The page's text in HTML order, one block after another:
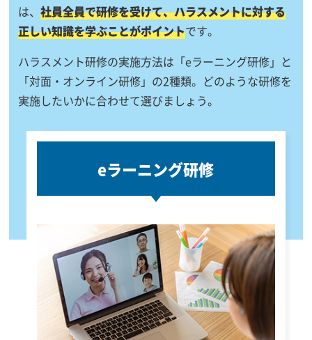
は、社員全員で研修を受けて、ハラスメントに対する
正しい知識を学ぶことがポイントです。
ハラスメント研修の実施方法は「eラーニング研修」と
「対面・オンライン研修」の2種類。どのような研修を
実施したいかに合わせて選びましょう。
eラーニング研修